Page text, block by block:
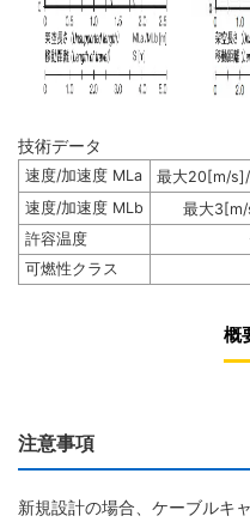
技術データ
速度/加速度 MLa 最大20[m/
速度/加速度 MLb
最大
許容温度
可燃性クラス
概
注意事項
新規設計の場合、ケーブルキ